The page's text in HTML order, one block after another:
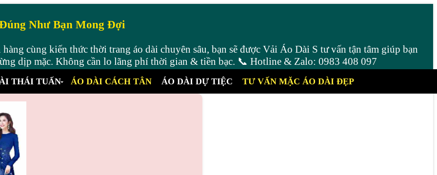
Như Bạn Mong Đợi
cùng kiến thức thời trang áo dài chuyên sâu, bạn sẽ được Vải Áo Dài S tư vấn tận tâm giúp bạn
dịp mặc. Không cần lo lãng phí thời gian & tiền bạc. 📞 Hotline & Zalo: 0983 408 097
THÁI TUẤN ÁO DÀI CÁCH TÂN ÁO DÀI DỰ TIỆC TƯ VẤN MẶC ÁO DÀI ĐẸP